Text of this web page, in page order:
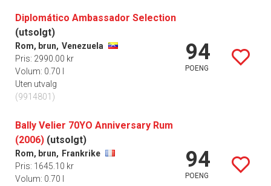
Diplomático Ambassador Selection
(utsolgt)
Rom, brun, Venezuela
Pris: 2990.00 kr
Volum: 0.70 l
Uten utvalg
(9914801)
94
POENG
Bally Velier 70YO Anniversary Rum
(2006) (utsolgt)
Rom, brun, Frankrike
Pris: 1645.10 kr
Volum: 0.70 l
94
POENG